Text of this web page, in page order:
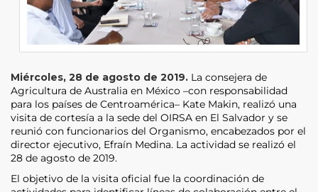
Miércoles, 28 de agosto de 2019. La consejera de
Agricultura de Australia en México –con responsabilidad
para los países de Centroamérica– Kate Makin, realizó una
visita de cortesía a la sede del OIRSA en El Salvador y se
reunió con funcionarios del Organismo, encabezados por el
director ejecutivo, Efraín Medina. La actividad se realizó el
28 de agosto de 2019.
El objetivo de la visita oficial fue la coordinación de